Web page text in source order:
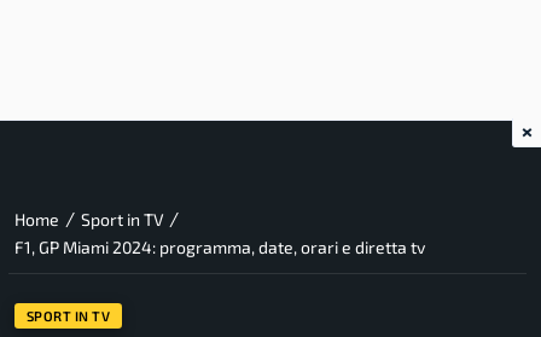
Home / Sport in TV /
F1, GP Miami 2024: programma, date, orari e diretta tv
SPORT IN TV
×